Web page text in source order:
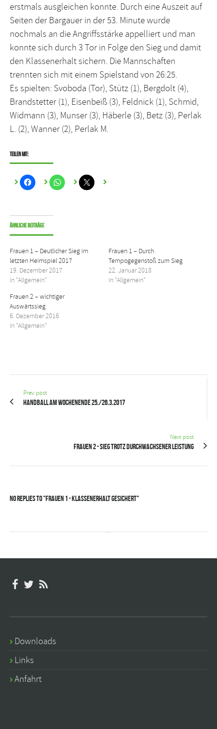
erstmals ausgleichen konnte. Durch eine Auszeit auf
Seiten der Bargauer in der 53. Minute wurde
nochmals an die Angriffsstärke appelliert und man
konnte sich durch 3 Tor in Folge den Sieg und damit
den Klassenerhalt sichern. Die Mannschaften
trennten sich mit einem Spielstand von 26:25.
Es spielten: Svoboda (Tor), Stütz (1), Bergdolt (4),
Brandstetter (1), Eisenbeiß (3), Feldnick (1), Schmid,
Widmann (3), Munser (3), Häberle (3), Betz (3), Perlak
L. (2), Wanner (2), Perlak M.
Teilen mit:
Ähnliche Beiträge
Frauen 1 – Deutlicher Sieg im
letzten Heimspiel 2017
19. Dezember 2017
In "Allgemein"
Frauen 1 – Durch
Tempogegenstoß zum Sieg
22. Januar 2018
In "Allgemein"
Frauen 2 – wichtiger
Auswärtssieg
6. Dezember 2016
In "Allgemein"
Prev post
Handball am Wochenende 25./26.3.2017
Next post
Frauen 2 - Sieg trotz durchwachsener Leistung
No Replies to "Frauen 1 - Klassenerhalt gesichert"
Downloads
Links
Anfahrt